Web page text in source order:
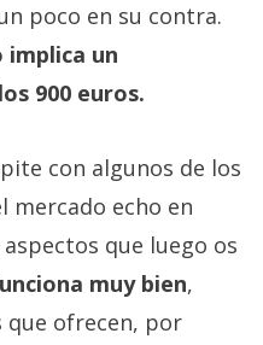
poco en su contra.
implica un
900 euros.
con algunos de los
mercado echo en
que luego os
muy bien,
que ofrecen, por